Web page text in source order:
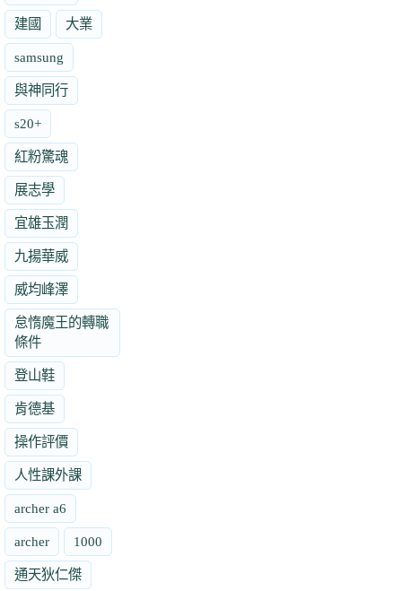
建國 大業
samsung
與神同行
s20+
紅粉驚魂
展志學
宜雄玉潤
九揚華威
威均峰澤
怠惰魔王的轉職
條件
登山鞋
肯德基
操作評價
人性課外課
archer a6
archer 1000
通天狄仁傑